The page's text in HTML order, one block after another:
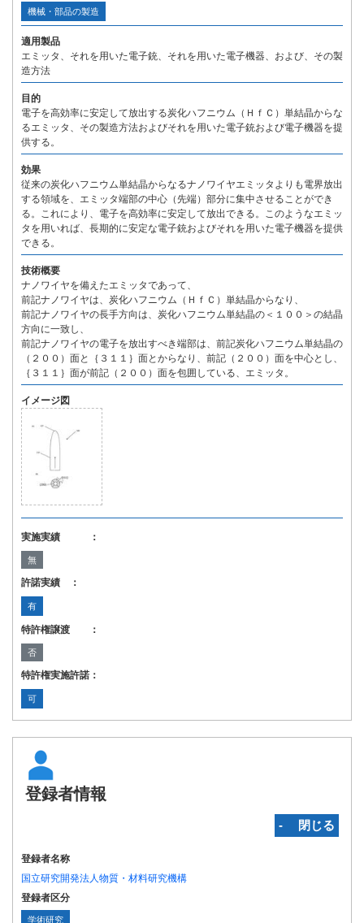
機械・部品の製造
適用製品
エミッタ、それを用いた電子銃、それを用いた電子機器、および、その製
造方法
目的
電子を高効率に安定して放出する炭化ハフニウム（ＨｆＣ）単結晶からな
るエミッタ、その製造方法およびそれを用いた電子銃および電子機器を提
供する。
効果
従来の炭化ハフニウム単結晶からなるナノワイヤエミッタよりも電界放出
する領域を、エミッタ端部の中心（先端）部分に集中させることができ
る。これにより、電子を高効率に安定して放出できる。このようなエミッ
タを用いれば、長期的に安定な電子銃およびそれを用いた電子機器を提供
できる。
技術概要
ナノワイヤを備えたエミッタであって、
前記ナノワイヤは、炭化ハフニウム（ＨｆＣ）単結晶からなり、
前記ナノワイヤの長手方向は、炭化ハフニウム単結晶の＜１００＞の結晶
方向に一致し、
前記ナノワイヤの電子を放出すべき端部は、前記炭化ハフニウム単結晶の
（２００）面と｛３１１｝面とからなり、前記（２００）面を中心とし、
｛３１１｝面が前記（２００）面を包囲している、エミッタ。
イメージ図
実施実績 ：
無
許諾実績 ：
有
特許権譲渡 ：
否
特許権実施許諾：
可
登録者情報
‐ 閉じる
登録者名称
国立研究開発法人物質・材料研究機構
登録者区分
学術研究